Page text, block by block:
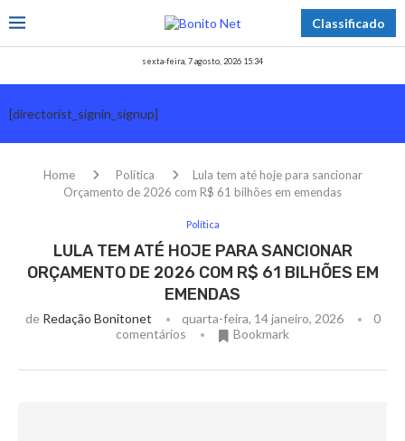
Classificado
sexta-feira, 7 agosto, 2026 15:34
[directorist_signin_signup]
Home Política
Lula tem até hoje para sancionar
Orçamento de 2026 com R$ 61 bilhões em emendas
Política
LULA TEM ATÉ HOJE PARA SANCIONAR
ORÇAMENTO DE 2026 COM R$ 61 BILHÕES EM
EMENDAS
de Redação Bonitonet quarta-feira, 14 janeiro, 2026
0
comentários
Bookmark